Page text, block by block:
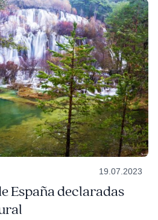
19.07.2023
España declaradas